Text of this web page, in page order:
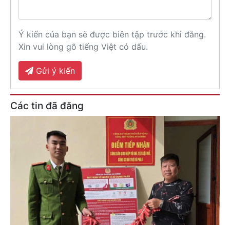
Ý kiến của bạn sẽ được biên tập trước khi đăng.
Xin vui lòng gõ tiếng Việt có dấu.
Gửi ý kiến
Các tin đã đăng